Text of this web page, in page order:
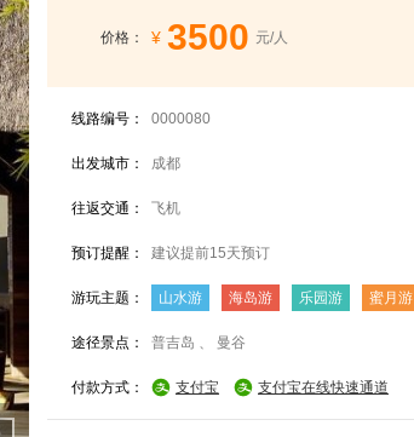
价格： ¥ 3500 元/人
线路编号： 0000080
出发城市： 成都
往返交通： 飞机
预订提醒： 建议提前15天预订
游玩主题： 山水游 海岛游 乐园游 蜜月游
途径景点： 普吉岛 、 曼谷
付款方式： 支付宝 支付宝在线快速通道